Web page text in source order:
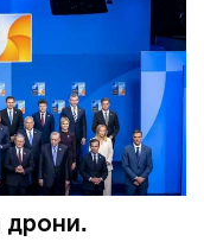
дрони.